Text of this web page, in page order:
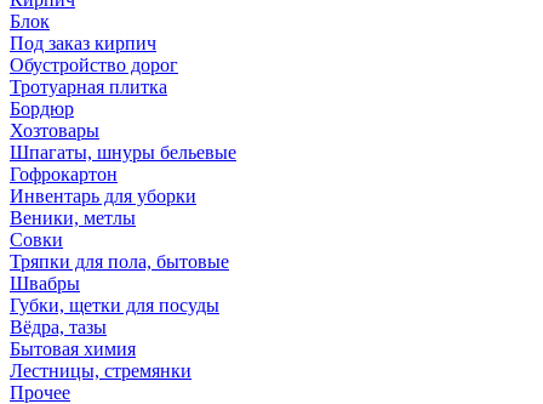
Блок
Под заказ кирпич
Обустройство дорог
Тротуарная плитка
Бордюр
Хозтовары
Шпагаты, шнуры бельевые
Гофрокартон
Инвентарь для уборки
Веники, метлы
Совки
Тряпки для пола, бытовые
Швабры
Губки, щетки для посуды
Вёдра, тазы
Бытовая химия
Лестницы, стремянки
Прочее